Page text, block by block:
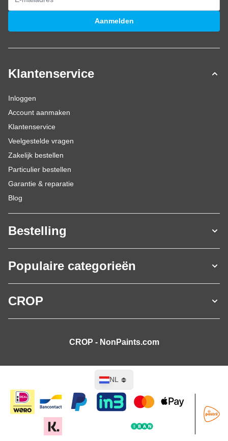
E-mailadres
Aanmelden
Klantenservice
Inloggen
Account aanmaken
Klantenservice
Veelgestelde vragen
Zakelijk bestellen
Particulier bestellen
Garantie & reparatie
Blog
Bestelling
Populaire categorieën
CROP
CROP - NonPaints.com
NL